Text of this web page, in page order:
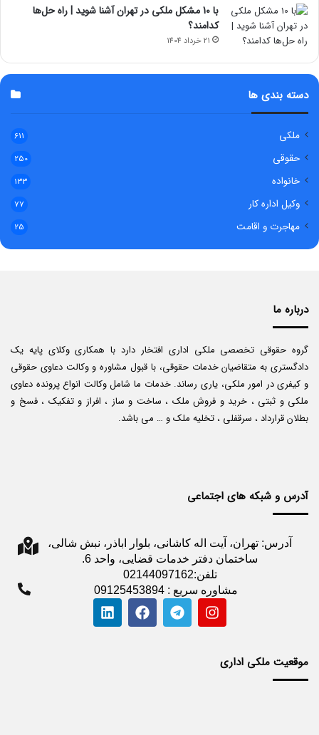
با 10 مشکل ملکی در تهران آشنا شوید | راه حل‌ها
کدامند؟
21 خرداد 1404
دسته بندی ها
ملکی 611
حقوقی 250
خانواده 133
وکیل اداره کار 77
مهاجرت و اقامت 25
درباره ما
گروه حقوقی تخصصی ملکی اداری افتخار دارد با همکاری وکلای پایه یک
دادگستری به متقاضیان خدمات حقوقی، با قبول مشاوره و وکالت دعاوی حقوقی
و کیفری در امور ملکی، یاری رساند. خدمات ما شامل وکالت انواع پرونده دعاوی
ملکی و ثبتی ، خرید و فروش ملک ، ساخت و ساز ، افراز و تفکیک ، فسخ و
بطلان قرارداد ، سرقفلی ، تخلیه ملک و … می باشد.
آدرس و شبکه های اجتماعی
آدرس: تهران، آیت اله کاشانی، بلوار اباذر، نبش شالی،
ساختمان دفتر خدمات قضایی، واحد 6.
تلفن:02144097162
مشاوره سریع : 09125453894
موقعیت ملکی اداری